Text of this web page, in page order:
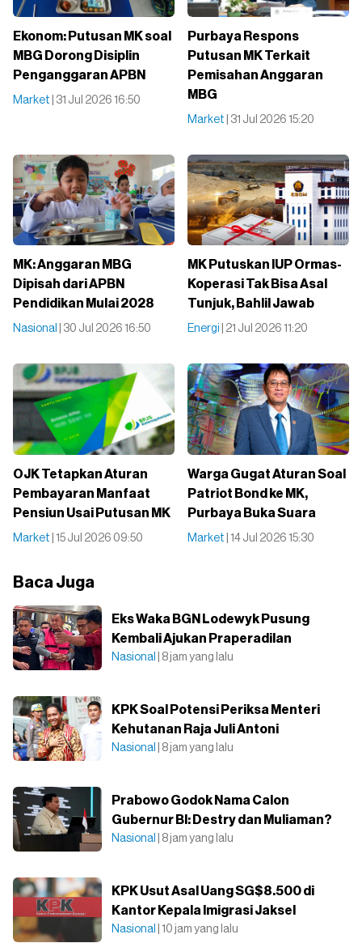
Ekonom: Putusan MK soal
MBG Dorong Disiplin
Penganggaran APBN
Market | 31 Jul 2026 16:50
Purbaya Respons
Putusan MK Terkait
Pemisahan Anggaran
MBG
Market | 31 Jul 2026 15:20
MK: Anggaran MBG
Dipisah dari APBN
Pendidikan Mulai 2028
Nasional | 30 Jul 2026 16:50
MK Putuskan IUP Ormas-
Koperasi Tak Bisa Asal
Tunjuk, Bahlil Jawab
Energi | 21 Jul 2026 11:20
OJK Tetapkan Aturan
Pembayaran Manfaat
Pensiun Usai Putusan MK
Market | 15 Jul 2026 09:50
Warga Gugat Aturan Soal
Patriot Bond ke MK,
Purbaya Buka Suara
Market | 14 Jul 2026 15:30
Baca Juga
Eks Waka BGN Lodewyk Pusung
Kembali Ajukan Praperadilan
Nasional | 8 jam yang lalu
KPK Soal Potensi Periksa Menteri
Kehutanan Raja Juli Antoni
Nasional | 8 jam yang lalu
Prabowo Godok Nama Calon
Gubernur BI: Destry dan Muliaman?
Nasional | 8 jam yang lalu
KPK Usut Asal Uang SG$8.500 di
Kantor Kepala Imigrasi Jaksel
Nasional | 10 jam yang lalu